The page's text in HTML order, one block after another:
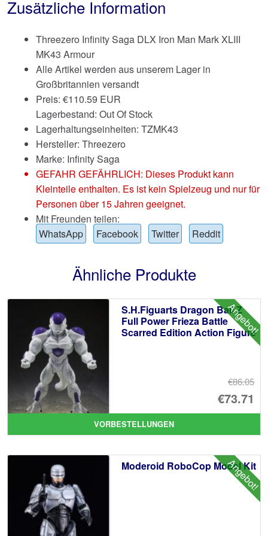
Zusätzliche Information
Threezero Infinity Saga DLX Iron Man Mark XLIII
MK43 Armour
Alle Artikel werden aus unserem Lager in
Großbritannien versandt
Preis: €110.59 EUR
Lagerbestand: Out Of Stock
Lagerhaltungseinheiten: TZMK43
Hersteller: Threezero
Marke: Infinity Saga
GEFAHR GEFÄHRLICH: Dieses Produkt kann
Kleinteile enthalten. Es ist kein Spielzeug und nur für
Personen über 15 Jahren geeignet.
Mit Freunden teilen:
WhatsApp
Facebook Twitter Reddit
Ähnliche Produkte
Angebot!
S.H.Figuarts Dragon Ball Z
Full Power Frieza Battle
Scarred Edition Action Figure
€86.05
€73.71
VORBESTELLUNGEN
Angebot!
Moderoid RoboCop Model Kit